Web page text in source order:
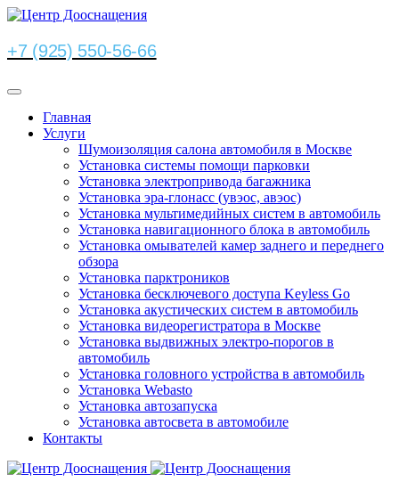
+7 (925) 550-56-66
Главная
Услуги
Шумоизоляция салона автомобиля в Москве
Установка системы помощи парковки
Установка электропривода багажника
Установка эра-глонасс (увэос, авэос)
Установка мультимедийных систем в автомобиль
Установка навигационного блока в автомобиль
Установка омывателей камер заднего и переднего
обзора
Установка парктроников
Установка бесключевого доступа Keyless Go
Установка акустических систем в автомобиль
Установка видеорегистратора в Москве
Установка выдвижных электро-порогов в
автомобиль
Установка головного устройства в автомобиль
Установка Webasto
Установка автозапуска
Установка автосвета в автомобиле
Контакты